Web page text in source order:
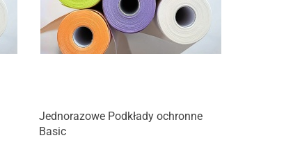
Produkt niedostępny
Jednorazowe Podkłady ochronne
Basic